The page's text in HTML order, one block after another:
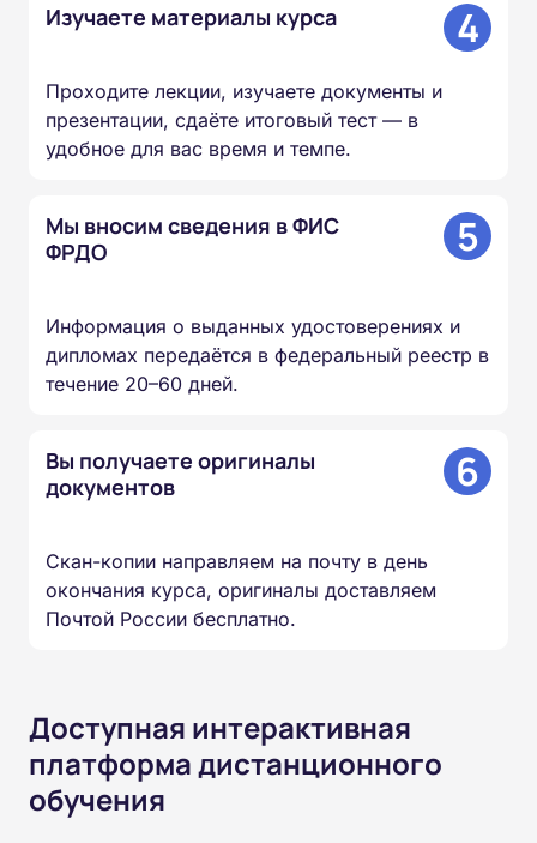
Изучаете материалы курса 4
Проходите лекции, изучаете документы и
презентации, сдаёте итоговый тест — в
удобное для вас время и темпе.
Мы вносим сведения в ФИС
ФРДО
5
Информация о выданных удостоверениях и
дипломах передаётся в федеральный реестр в
течение 20–60 дней.
Вы получаете оригиналы
документов
6
Скан-копии направляем на почту в день
окончания курса, оригиналы доставляем
Почтой России бесплатно.
Доступная интерактивная
платформа дистанционного
обучения